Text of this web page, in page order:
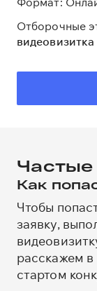
Отборочные
видеовизитка
Как
Чтобы
заявку,
расскажем
стартом